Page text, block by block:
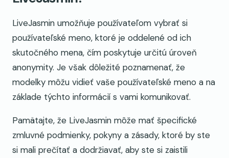
LiveJasmin umožňuje používateľom vybrať si
používateľské meno, ktoré je oddelené od ich
skutočného mena, čím poskytuje určitú úroveň
anonymity. Je však dôležité poznamenať, že
modelky môžu vidieť vaše používateľské meno a na
základe týchto informácií s vami komunikovať.
Pamätajte, že LiveJasmin môže mať špecifické
zmluvné podmienky, pokyny a zásady, ktoré by ste
si mali prečítať a dodržiavať, aby ste si zaistili